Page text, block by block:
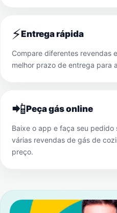
⚡Entrega rápida
Compare diferentes revendas
melhor prazo de entrega para
📲Peça gás online
Baixe o app e faça seu pedido
várias revendas de gás de
preço.